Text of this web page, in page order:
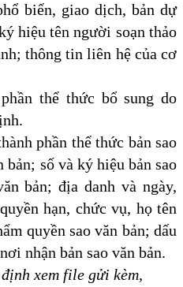
biến, giao dịch, bản dự
hiệu tên người soạn thảo
thông tin liên hệ của cơ
thể thức bổ sung do
phần thể thức bản sao
bản; số và ký hiệu bản sao
bản; địa danh và ngày,
hạn, chức vụ, họ tên
quyền sao văn bản; dấu
nhận bản sao văn bản.
xem file gửi kèm,